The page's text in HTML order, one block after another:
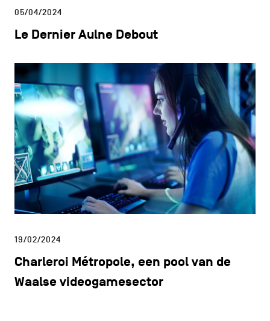
05/04/2024
Le Dernier Aulne Debout
19/02/2024
Charleroi Métropole, een pool van de
Waalse videogamesector